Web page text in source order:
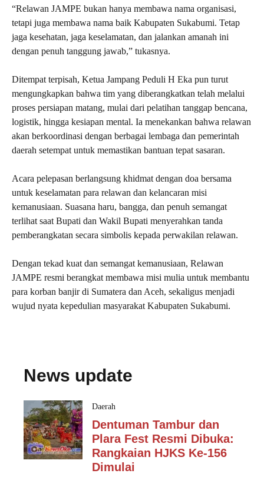
“Relawan JAMPE bukan hanya membawa nama organisasi,
tetapi juga membawa nama baik Kabupaten Sukabumi. Tetap
jaga kesehatan, jaga keselamatan, dan jalankan amanah ini
dengan penuh tanggung jawab,” tukasnya.
Ditempat terpisah, Ketua Jampang Peduli H Eka pun turut
mengungkapkan bahwa tim yang diberangkatkan telah melalui
proses persiapan matang, mulai dari pelatihan tanggap bencana,
logistik, hingga kesiapan mental. Ia menekankan bahwa relawan
akan berkoordinasi dengan berbagai lembaga dan pemerintah
daerah setempat untuk memastikan bantuan tepat sasaran.
Acara pelepasan berlangsung khidmat dengan doa bersama
untuk keselamatan para relawan dan kelancaran misi
kemanusiaan. Suasana haru, bangga, dan penuh semangat
terlihat saat Bupati dan Wakil Bupati menyerahkan tanda
pemberangkatan secara simbolis kepada perwakilan relawan.
Dengan tekad kuat dan semangat kemanusiaan, Relawan
JAMPE resmi berangkat membawa misi mulia untuk membantu
para korban banjir di Sumatera dan Aceh, sekaligus menjadi
wujud nyata kepedulian masyarakat Kabupaten Sukabumi.
News update
Daerah
Dentuman Tambur dan
Plara Fest Resmi Dibuka:
Rangkaian HJKS Ke-156
Dimulai